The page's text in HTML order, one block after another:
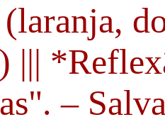
(laranja,
|||
–